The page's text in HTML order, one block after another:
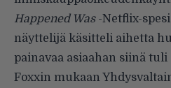
Happened Was-Netflix-
näyttelijä käsitteli aihetta
painavaa asiaahan siinä tuli
Foxxin mukaan